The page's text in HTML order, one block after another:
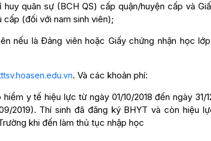
quân sự (BCH QS) cấp quận/huyện cấp và
(đối với nam sinh viên);
nếu là Đảng viên hoặc Giấy chứng nhận học
. Và các khoản phí:
y tế hiệu lực từ ngày 01/10/2018 đến ngày 31/
2019). Thí sinh đã đăng ký BHYT và còn hiệu
khi đến làm thủ tục nhập học